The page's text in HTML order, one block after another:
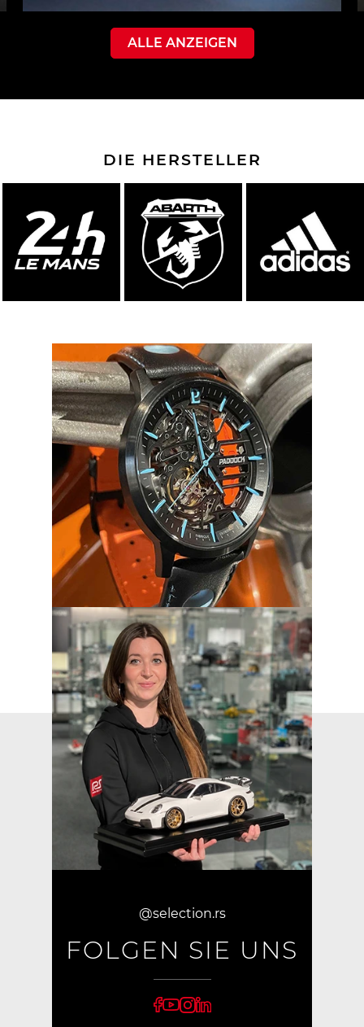
ALLE ANZEIGEN
DIE HERSTELLER
@selection.rs
FOLGEN SIE UNS